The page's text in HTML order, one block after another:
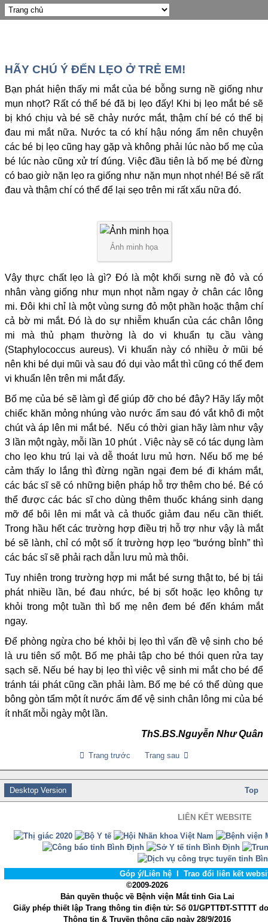
HÃY CHÚ Ý ĐẾN LẸO Ở TRẺ EM!
Bạn phát hiện thấy mi mắt của bé bỗng sưng nề giống như
mụn nhọt? Rất có thể bé đã bị lẹo đấy! Khi bị lẹo mắt bé sẽ
bị khó chịu và bé sẽ chảy nước mắt, thậm chí bé có thể bị
đau mi mắt nữa. Nước ta có khí hậu nóng ẩm nên chuyện
các bé bị lẹo cũng hay gặp và không phải lúc nào bố mẹ của
bé lúc nào cũng xử trí đúng. Việc đầu tiên là bố mẹ bé đừng
có bao giờ nặn lẹo ra giống như nặn mụn nhọt nhé! Bé sẽ rất
đau và thậm chí có thể để lại sẹo trên mi rất xấu nữa đó.
Ảnh minh họa
Vậy thực chất lẹo là gì? Đó là một khối sưng nề đỏ và có
nhân vàng giống như mụn nhọt nằm ngay ở chân các lông
mi. Đôi khi chỉ là một vùng sưng đỏ một phần hoặc thậm chí
cả bờ mi mắt. Đó là do sự nhiễm khuẩn của các chân lông
mi mà thủ phạm thường là do vi khuẩn tụ cầu vàng
(Staphylococcus aureus). Vi khuẩn này có nhiều ở mũi bé
nên khi bé dụi mũi và sau đó dụi vào mắt thì cũng có thể đem
vi khuẩn lên trên mi mắt đấy.
Bố mẹ của bé sẽ làm gì để giúp đỡ cho bé đây? Hãy lấy một
chiếc khăn mỏng nhúng vào nước ấm sau đó vắt khô đi một
chút và áp lên mi mắt bé. Nếu có thời gian hãy làm như vậy
3 lần một ngày, mỗi lần 10 phút . Việc này sẽ có tác dụng làm
cho lẹo khu trú lại và dễ thoát lưu mủ hơn. Nếu bố mẹ bé
cảm thấy lo lắng thì đừng ngần ngại đem bé đi khám mắt,
các bác sĩ sẽ có những biện pháp hỗ trợ thêm cho bé. Bé có
thể được các bác sĩ cho dùng thêm thuốc kháng sinh dạng
mỡ để bôi lên mi mắt và cả thuốc giảm đau nếu cần thiết.
Trong hầu hết các trường hợp điều trị hỗ trợ như vậy là mắt
bé sẽ lành, chỉ có một số ít trường hợp lẹo “bướng bỉnh” thì
các bác sĩ sẽ phải rạch dẫn lưu mủ mà thôi.
Tuy nhiên trong trường hợp mi mắt bé sưng thật to, bé bị tái
phát nhiều lần, bé đau nhức, bé bị sốt hoặc lẹo không tự
khỏi trong một tuần thì bố mẹ nên đem bé đến khám mắt
ngay.
Để phòng ngừa cho bé khỏi bị lẹo thì vấn đề vệ sinh cho bé
là ưu tiên số một. Bố mẹ phải tập cho bé thói quen rửa tay
sạch sẽ. Nếu bé hay bị lẹo thì việc vệ sinh mi mắt cho bé để
tránh tái phát cũng cần phải làm. Bố mẹ bé có thể dùng que
bông gòn tẩm một ít nước ấm để vệ sinh chân lông mi của bé
ít nhất mỗi ngày một lần.
ThS.BS.Nguyễn Như Quân
Trang trước Trang sau
Desktop Version Top
LIÊN KẾT WEBSITE
Góp ý/Liên hệ
Trao đổi liên kết
©2009-2026
Bản quyền thuộc về Bệnh viện Mắt tỉnh Gia Lai
Giấy phép thiết lập Trang thông tin điện tử: Số 01/GPTTĐT-STTTT
Thông tin & Truyền thông cấp ngày 28/9/2016